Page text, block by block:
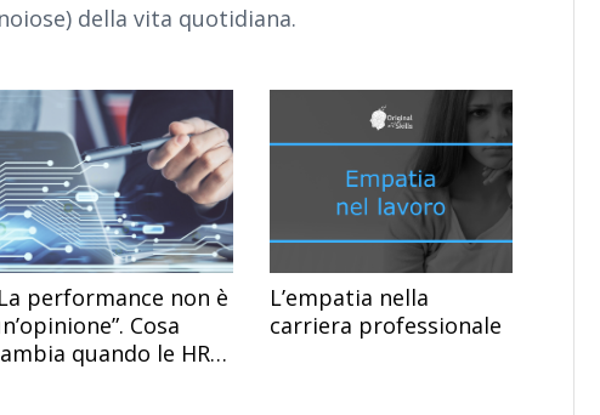
della vita quotidiana.
performance non è
Cosa
quando le HR
L’empatia nella
carriera professionale